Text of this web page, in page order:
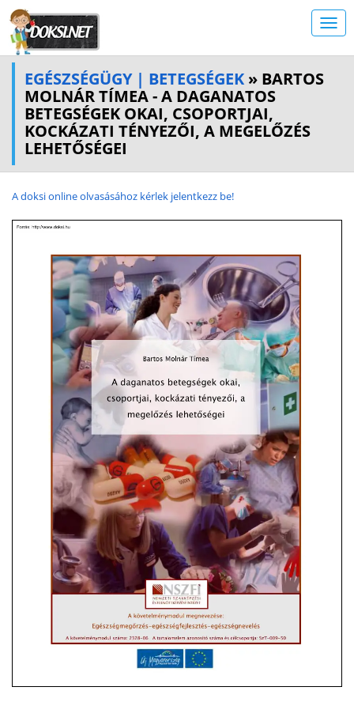
EGÉSZSÉGÜGY | BETEGSÉGEK » BARTOS
MOLNÁR TÍMEA - A DAGANATOS
BETEGSÉGEK OKAI, CSOPORTJAI,
KOCKÁZATI TÉNYEZŐI, A MEGELŐZÉS
LEHETŐSÉGEI
A doksi online olvasásához kérlek jelentkezz be!